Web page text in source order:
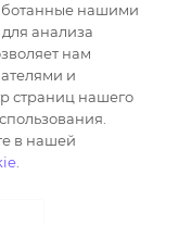
справочный
офертой
2 статьи 437
Федерации.
опубликованных
только при
редакции и
milena.ru
нашими
анализа
нам
и
страниц нашего
в нашей